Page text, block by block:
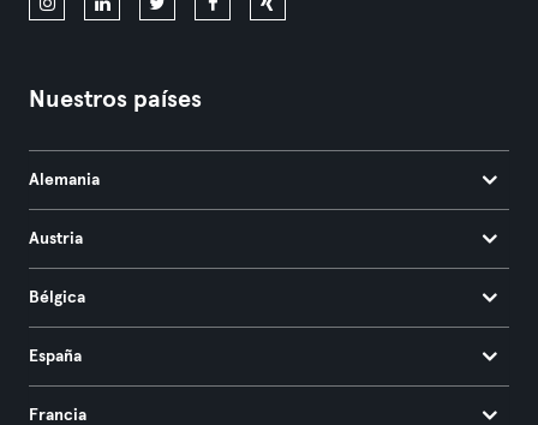
Nuestros países
Alemania
Austria
Bélgica
España
Francia